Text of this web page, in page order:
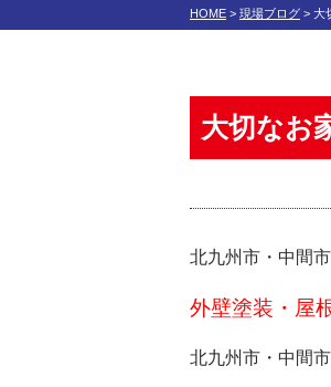
HOME > 現場ブログ > 大
大切なお
北九州市・中間
外壁塗装・屋
北九州市・中間